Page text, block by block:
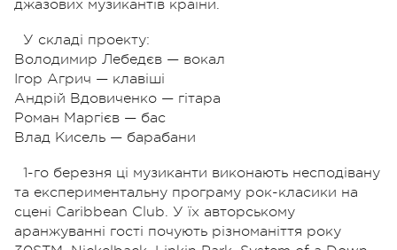
джазових музикантів країни.
У складі проекту:
Володимир Лебедєв — вокал
Ігор Агрич — клавіші
Андрій Вдовиченко — гітара
Роман Маргієв — бас
Влад Кисель — барабани
1-го березня ці музиканти виконають несподівану
та експериментальну програму рок-класики на
сцені Caribbean Club. У їх авторському
аранжуванні гості почують різноманіття року